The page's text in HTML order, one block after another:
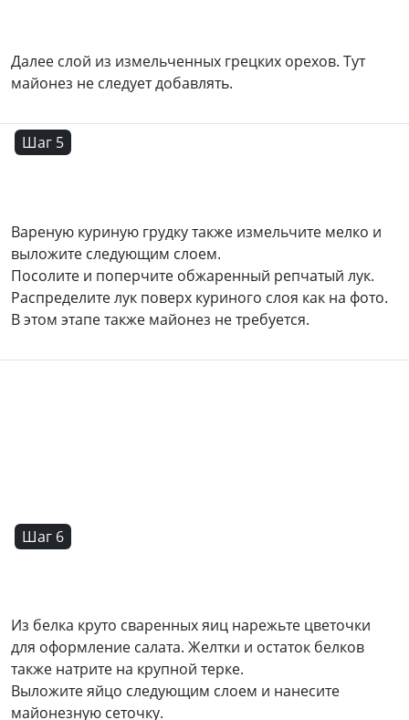
Далее слой из измельченных грецких орехов. Тут
майонез не следует добавлять.
Шаг 5
Вареную куриную грудку также измельчите мелко и
выложите следующим слоем.
Посолите и поперчите обжаренный репчатый лук.
Распределите лук поверх куриного слоя как на фото.
В этом этапе также майонез не требуется.
Шаг 6
Из белка круто сваренных яиц нарежьте цветочки
для оформление салата. Желтки и остаток белков
также натрите на крупной терке.
Выложите яйцо следующим слоем и нанесите
майонезную сеточку.